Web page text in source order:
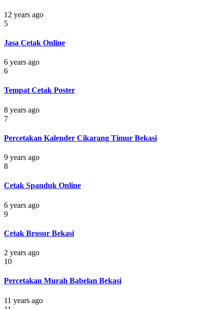
12 years ago
5
Jasa Cetak Online
6 years ago
6
Tempat Cetak Poster
8 years ago
7
Percetakan Kalender Cikarang Timur Bekasi
9 years ago
8
Cetak Spanduk Online
6 years ago
9
Cetak Brosur Bekasi
2 years ago
10
Percetakan Murah Babelan Bekasi
11 years ago